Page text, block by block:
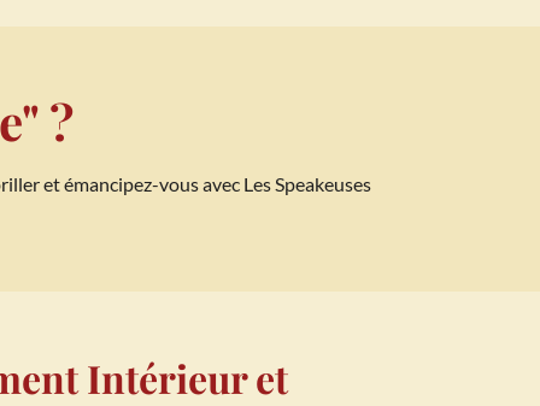
?
et émancipez-vous avec Les Speakeuses
Intérieur et